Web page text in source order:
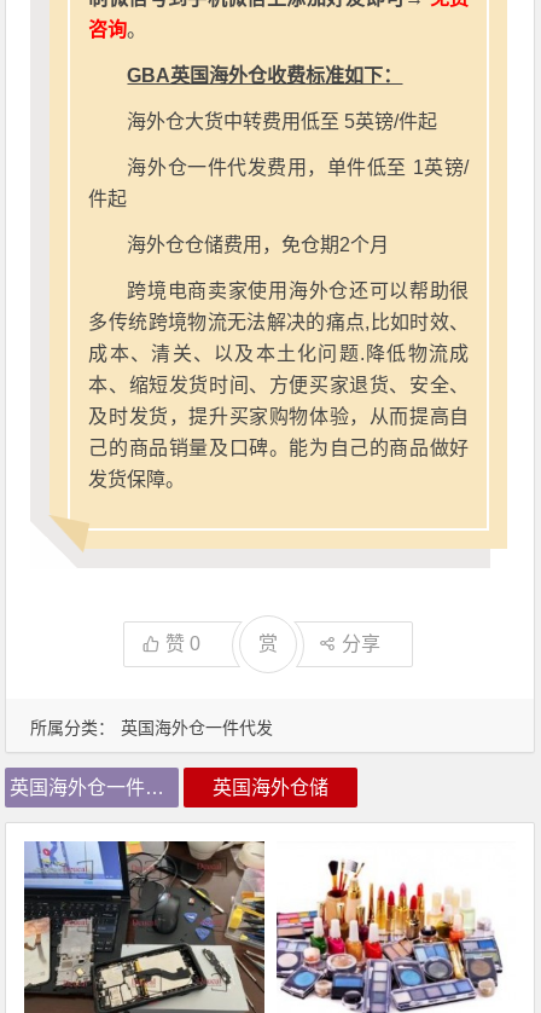
所属分类： 英国海外仓一件代发
咨询。
GBA英国海外仓收费标准如下：
海外仓大货中转费用低至 5英镑/件起
海外仓一件代发费用，单件低至 1英镑/
件起
海外仓仓储费用，免仓期2个月
跨境电商卖家使用海外仓还可以帮助很
多传统跨境物流无法解决的痛点,比如时效、
成本、清关、以及本土化问题.降低物流成
本、缩短发货时间、方便买家退货、安全、
及时发货，提升买家购物体验，从而提高自
己的商品销量及口碑。能为自己的商品做好
发货保障。
赞0 赏 分享
英国海外仓一件代发 英国海外仓储